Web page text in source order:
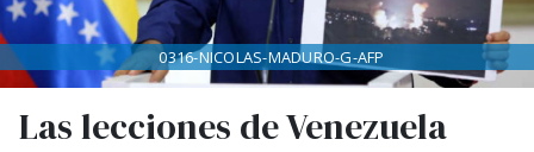
Las lecciones de Venezuela
0316-NICOLAS-MADURO-G-AFP